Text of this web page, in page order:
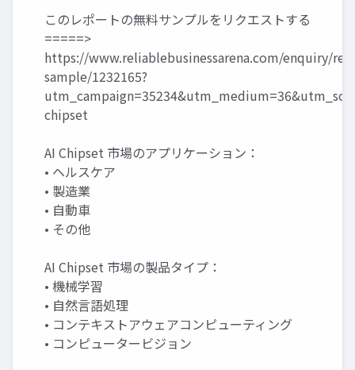
このレポートの無料サンプルをリクエストする
=====>
https://www.reliablebusinessarena.com/enquiry/
sample/1232165?
chipset
AI Chipset 市場のアプリケーション：
• ヘルスケア
• 製造業
• 自動車
• その他
AI Chipset 市場の製品タイプ：
• 機械学習
• 自然言語処理
• コンテキストアウェアコンピューティング
• コンピュータービジョン